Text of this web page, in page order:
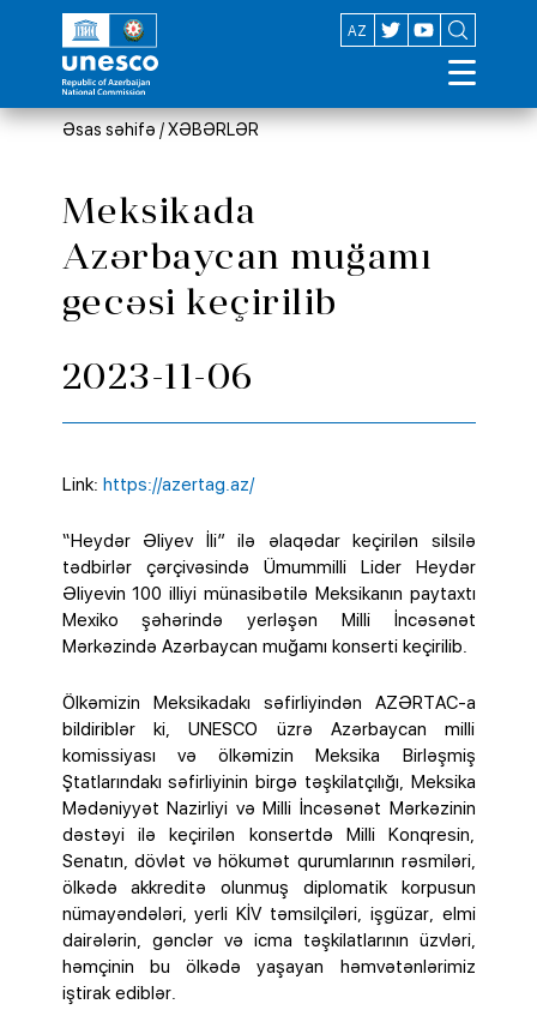
AZ
EN
Əsas səhifə /XƏBƏRLƏR
Meksikada
Azərbaycan muğamı
gecəsi keçirilib
2023-11-06
Link: https://azertag.az/
“Heydər Əliyev İli” ilə əlaqədar keçirilən silsilə
tədbirlər çərçivəsində Ümummilli Lider Heydər
Əliyevin 100 illiyi münasibətilə Meksikanın paytaxtı
Mexiko şəhərində yerləşən Milli İncəsənət
Mərkəzində Azərbaycan muğamı konserti keçirilib.
Ölkəmizin Meksikadakı səfirliyindən AZƏRTAC-a
bildiriblər ki, UNESCO üzrə Azərbaycan milli
komissiyası və ölkəmizin Meksika Birləşmiş
Ştatlarındakı səfirliyinin birgə təşkilatçılığı, Meksika
Mədəniyyət Nazirliyi və Milli İncəsənət Mərkəzinin
dəstəyi ilə keçirilən konsertdə Milli Konqresin,
Senatın, dövlət və hökumət qurumlarının rəsmiləri,
ölkədə akkreditə olunmuş diplomatik korpusun
nümayəndələri, yerli KİV təmsilçiləri, işgüzar, elmi
dairələrin, gənclər və icma təşkilatlarının üzvləri,
həmçinin bu ölkədə yaşayan həmvətənlərimiz
iştirak ediblər.